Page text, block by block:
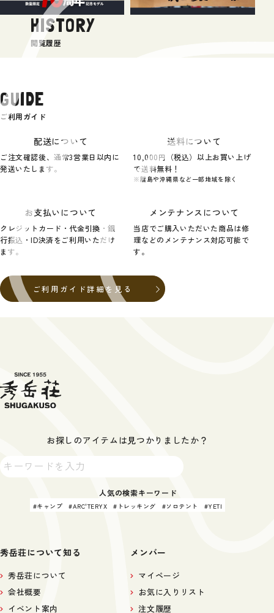
HISTORY
閲覧履歴
GUIDE
ご利用ガイド
配送について
ご注文確認後、通常3営業日以内に
発送いたします。
送料について
10,000円（税込）以上お買い上げ
で送料無料！
※離島や沖縄県など一部地域を除く
お支払いについて
クレジットカード・代金引換・銀
行振込・ID決済をご利用いただけ
ます。
メンテナンスについて
当店でご購入いただいた商品は修
理などのメンテナンス対応可能で
す。
ご利用ガイド詳細を見る
お探しのアイテムは見つかりましたか？
人気の検索キーワード
キャンプ ARC'TERYX トレッキング ソロテント YETI
秀岳荘について知る
秀岳荘について
会社概要
イベント案内
メンバー
マイページ
お気に入りリスト
注文履歴